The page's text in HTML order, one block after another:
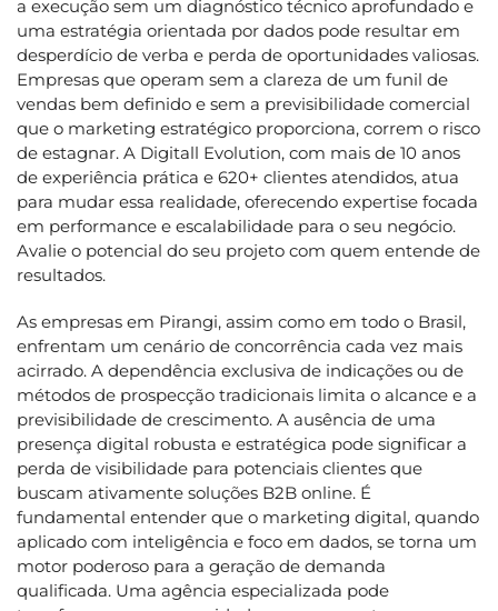
a execução sem um diagnóstico técnico aprofundado e
uma estratégia orientada por dados pode resultar em
desperdício de verba e perda de oportunidades valiosas.
Empresas que operam sem a clareza de um funil de
vendas bem definido e sem a previsibilidade comercial
que o marketing estratégico proporciona, correm o risco
de estagnar. A Digitall Evolution, com mais de 10 anos
de experiência prática e 620+ clientes atendidos, atua
para mudar essa realidade, oferecendo expertise focada
em performance e escalabilidade para o seu negócio.
Avalie o potencial do seu projeto com quem entende de
resultados.
As empresas em Pirangi, assim como em todo o Brasil,
enfrentam um cenário de concorrência cada vez mais
acirrado. A dependência exclusiva de indicações ou de
métodos de prospecção tradicionais limita o alcance e a
previsibilidade de crescimento. A ausência de uma
presença digital robusta e estratégica pode significar a
perda de visibilidade para potenciais clientes que
buscam ativamente soluções B2B online. É
fundamental entender que o marketing digital, quando
aplicado com inteligência e foco em dados, se torna um
motor poderoso para a geração de demanda
qualificada. Uma agência especializada pode